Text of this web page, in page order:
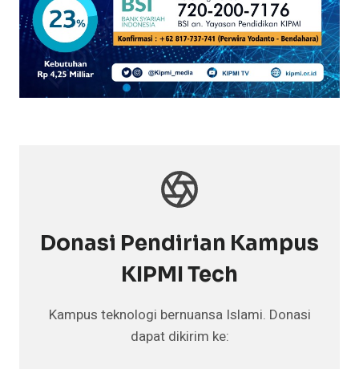
Donasi Pendirian Kampus
KIPMI Tech
Kampus teknologi bernuansa Islami. Donasi
dapat dikirim ke: